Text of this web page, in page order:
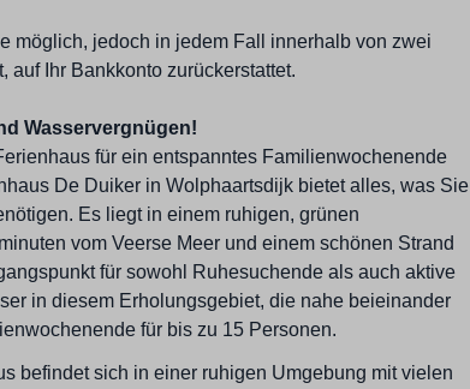
Gesamtzahl der Toiletten: 1
Waschbeck
Wohnzimmer
TV mit extra deutschen Sendern
Sitzbereich
möglich, jedoch in jedem Fall innerhalb von zwei
auf Ihr Bankkonto zurückerstattet.
Wasservergnügen!
für ein entspanntes Familienwochenende
De Duiker in Wolphaartsdijk bietet alles, was Sie
Es liegt in einem ruhigen, grünen
vom Veerse Meer und einem schönen Strand
für sowohl Ruhesuchende als auch aktive
in diesem Erholungsgebiet, die nahe beieinander
für bis zu 15 Personen.
befindet sich in einer ruhigen Umgebung mit vielen